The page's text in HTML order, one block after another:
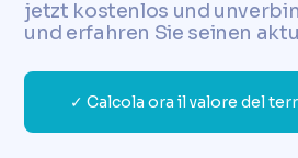
jetzt kostenlos und
und erfahren Sie seinen
✓ Calcola ora il valore del